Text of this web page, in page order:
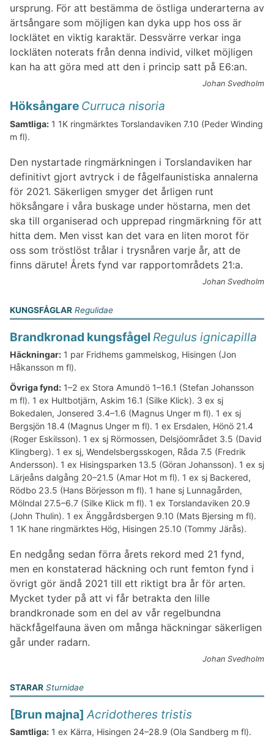
ursprung. För att bestämma de östliga underarterna av
ärtsångare som möjligen kan dyka upp hos oss är
locklätet en viktig karaktär. Dessvärre verkar inga
lockläten noterats från denna individ, vilket möjligen
kan ha att göra med att den i princip satt på E6:an.
Johan Svedholm
Höksångare Curruca nisoria
Samtliga: 1 1K ringmärktes Torslandaviken 7.10 (Peder Winding
m fl).
Den nystartade ringmärkningen i Torslandaviken har
definitivt gjort avtryck i de fågelfaunistiska annalerna
för 2021. Säkerligen smyger det årligen runt
höksångare i våra buskage under höstarna, men det
ska till organiserad och upprepad ringmärkning för att
hitta dem. Men visst kan det vara en liten morot för
oss som tröstlöst trålar i trysnåren varje år, att de
finns därute! Årets fynd var rapportområdets 21:a.
Johan Svedholm
KUNGSFÅGLAR Regulidae
Brandkronad kungsfågel Regulus ignicapilla
Häckningar: 1 par Fridhems gammelskog, Hisingen (Jon
Håkansson m fl).
Övriga fynd: 1–2 ex Stora Amundö 1–16.1 (Stefan Johansson
m fl). 1 ex Hultbotjärn, Askim 16.1 (Silke Klick). 3 ex sj
Bokedalen, Jonsered 3.4–1.6 (Magnus Unger m fl). 1 ex sj
Bergsjön 18.4 (Magnus Unger m fl). 1 ex Ersdalen, Hönö 21.4
(Roger Eskilsson). 1 ex sj Rörmossen, Delsjöområdet 3.5 (David
Klingberg). 1 ex sj, Wendelsbergsskogen, Råda 7.5 (Fredrik
Andersson). 1 ex Hisingsparken 13.5 (Göran Johansson). 1 ex sj
Lärjeåns dalgång 20–21.5 (Amar Hot m fl). 1 ex sj Backered,
Rödbo 23.5 (Hans Börjesson m fl). 1 hane sj Lunnagården,
Mölndal 27.5–6.7 (Silke Klick m fl). 1 ex Torslandaviken 20.9
(John Thulin). 1 ex Änggårdsbergen 9.10 (Mats Bjersing m fl).
1 1K hane ringmärktes Hög, Hisingen 25.10 (Tommy Järås).
En nedgång sedan förra årets rekord med 21 fynd,
men en konstaterad häckning och runt femton fynd i
övrigt gör ändå 2021 till ett riktigt bra år för arten.
Mycket tyder på att vi får betrakta den lille
brandkronade som en del av vår regelbundna
häckfågelfauna även om många häckningar säkerligen
går under radarn.
Johan Svedholm
STARAR Sturnidae
[Brun majna] Acridotheres tristis
Samtliga: 1 ex Kärra, Hisingen 24–28.9 (Ola Sandberg m fl).